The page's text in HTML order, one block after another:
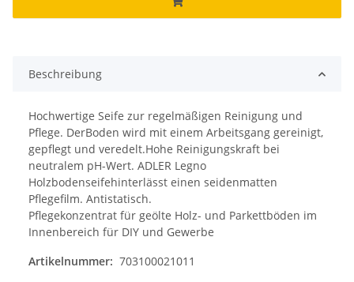
Beschreibung
Hochwertige Seife zur regelmäßigen Reinigung und
Pflege. DerBoden wird mit einem Arbeitsgang gereinigt,
gepflegt und veredelt.Hohe Reinigungskraft bei
neutralem pH-Wert. ADLER Legno
Holzbodenseifehinterlässt einen seidenmatten
Pflegefilm. Antistatisch.
Pflegekonzentrat für geölte Holz- und Parkettböden im
Innenbereich für DIY und Gewerbe
Artikelnummer: 703100021011